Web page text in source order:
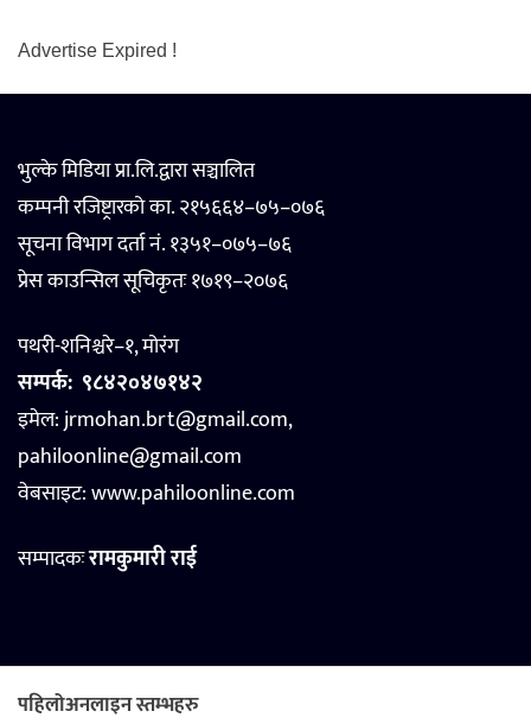
Advertise Expired !
भुल्के मिडिया प्रा.लि.द्वारा सञ्चालित
कम्पनी रजिष्ट्रारको का. २१५६६४–७५–०७६
सूचना विभाग दर्ता नं. १३५१–०७५–७६
प्रेस काउन्सिल सूचिकृतः १७१९–२०७६
पथरी-शनिश्चरे–१, मोरंग
सम्पर्क: ९८४२०४७१४२
इमेल: jrmohan.brt@gmail.com,
pahiloonline@gmail.com
वेबसाइट:www.pahiloonline.com
सम्पादकःरामकुमारी राई
पहिलोअनलाइन स्तम्भहरु